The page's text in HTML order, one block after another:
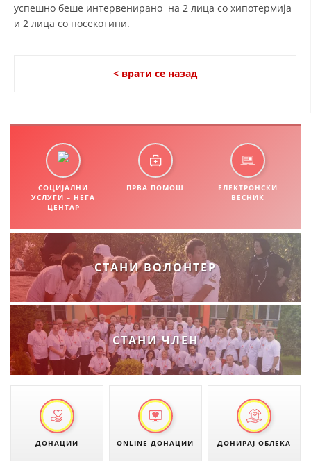
СОБРАНИЕ
СОЦИЈАЛНО ХУМАНИТАРНА ДЕЈНОСТ
ТИМОВИ НА ООЦК ОХРИД
ПРОЕКТИ – ПОДГОТВЕНОСТ И ДЕЈСТВУВАЊЕ ПРИ КАТАСТРОФИ
ОДНОСИ СО ЈАВНОСТ
ИСТРАЖУВАЊЕ НА ЈАВНО МИСЛЕЊЕ
МЕЃУНАРОДНА СОРАБОТКА
ФОРМУЛАРИ ЗА БАРАЊА
ЗДРАВСТВЕНО ПРЕВЕНТИВНА ДЕЈНОСТ
успешно беше интервенирано на 2 лица со хипотермија
и 2 лица со посекотини.
< врати се назад
СОЦИЈАЛНИ
УСЛУГИ – НЕГА
ЦЕНТАР
ПРВА ПОМОШ
ЕЛЕКТРОНСКИ
ВЕСНИК
СТАНИ ВОЛОНТЕР
СТАНИ ЧЛЕН
ДОНАЦИИ ONLINE ДОНАЦИИ ДОНИРАЈ ОБЛЕКА